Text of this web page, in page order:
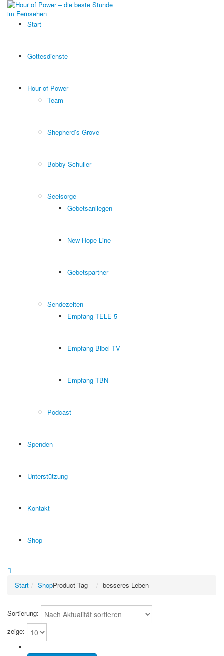
Start
Gottesdienste
Hour of Power
Team
Shepherd’s Grove
Bobby Schuller
Seelsorge
Gebetsanliegen
New Hope Line
Gebetspartner
Sendezeiten
Empfang TELE 5
Empfang Bibel TV
Empfang TBN
Podcast
Spenden
Unterstützung
Kontakt
Shop
Start ShopProduct Tag - besseres Leben
Sortierung:
zeige: